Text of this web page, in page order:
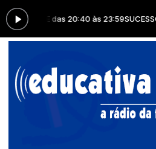
E DE HOJE das 20:40 às 23:59